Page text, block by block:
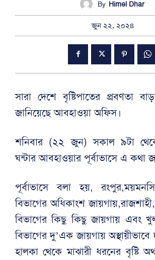
By Himel Dhar
জুন ২২, ২০২৪
সারা দেশে বৃষ্টিপাতের প্রবণতা
জানিয়েছে আবহাওয়া অফিস।
শনিবার (২২ জুন) সকাল ৯টা
ঘন্টার আবহাওয়ার পূর্বাভাসে এ কথা
পূর্বাভাসে বলা হয়,
বিভাগের অধিকাংশ
বিভাগের কিছু কিছু জায়গায় এবং
বিভাগের দু’এক জায়গায়
হালকা থেকে মাঝারী ধরনের বৃষ্টি